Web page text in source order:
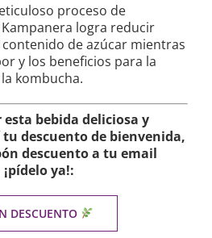
proceso de
logra reducir
de azúcar mientras
y los beneficios para la
kombucha.
bebida deliciosa y
descuento de bienvenida,
descuento a tu email
ya!:
DESCUENTO